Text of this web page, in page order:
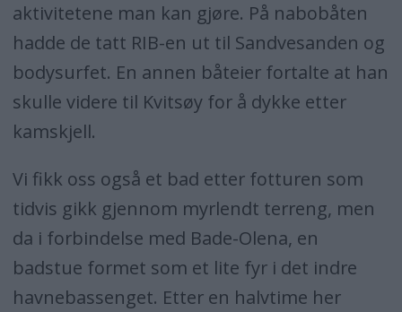
aktivitetene man kan gjøre. På nabobåten
hadde de tatt RIB-en ut til Sandvesanden og
bodysurfet. En annen båteier fortalte at han
skulle videre til Kvitsøy for å dykke etter
kamskjell.
Vi fikk oss også et bad etter fotturen som
tidvis gikk gjennom myrlendt terreng, men
da i forbindelse med Bade-Olena, en
badstue formet som et lite fyr i det indre
havnebassenget. Etter en halvtime her